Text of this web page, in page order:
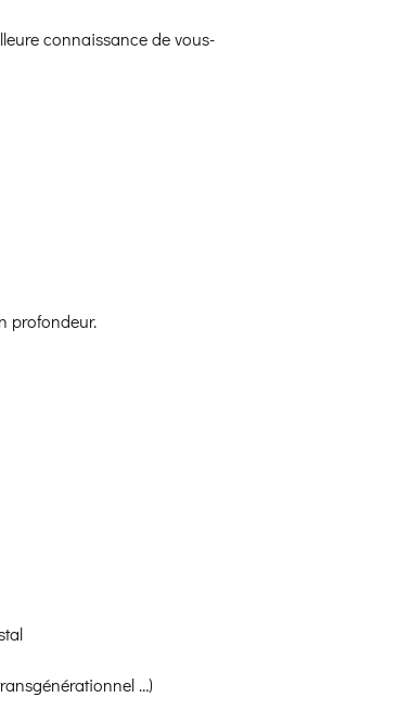
connaissance de vous-
profondeur.
…)